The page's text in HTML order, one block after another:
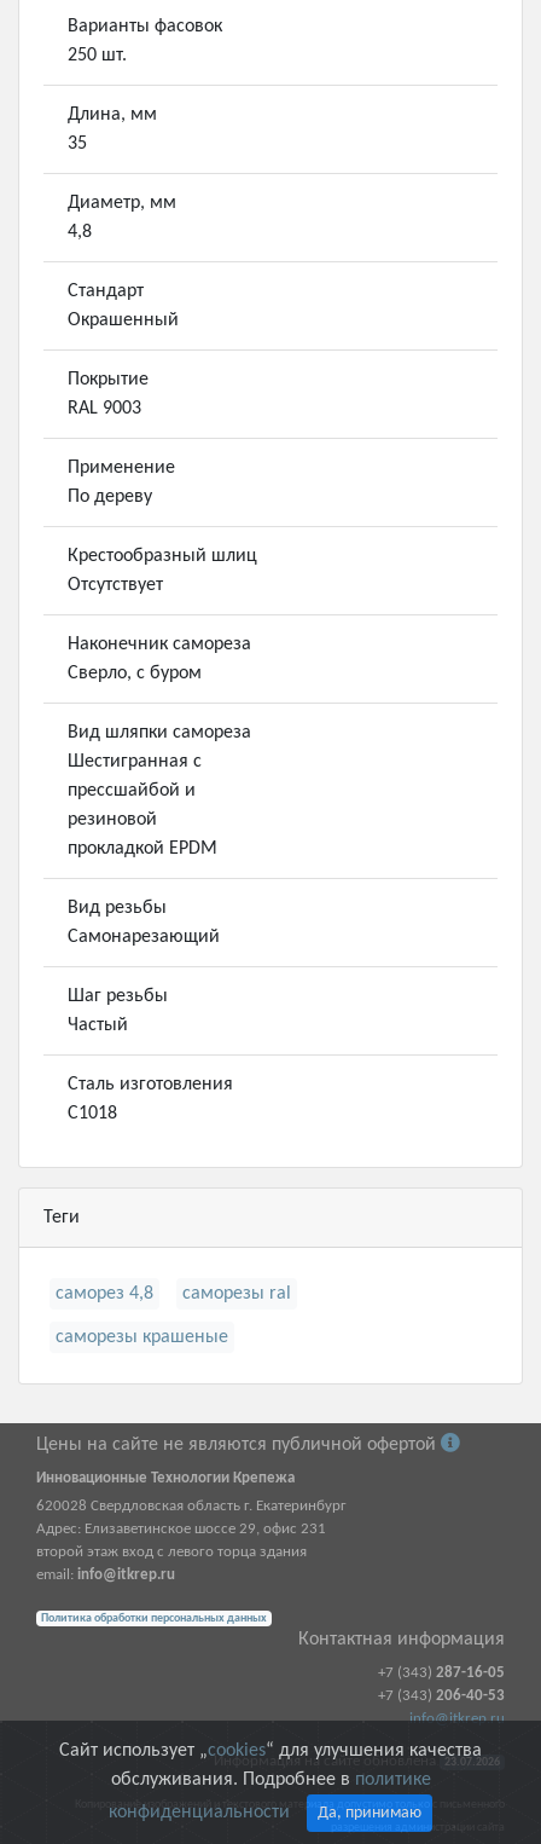
Варианты фасовок
250 шт.
Длина, мм
35
Диаметр, мм
4,8
Стандарт
Окрашенный
Покрытие
RAL 9003
Применение
По дереву
Крестообразный шлиц
Отсутствует
Наконечник самореза
Сверло, с буром
Вид шляпки самореза
Шестигранная с
прессшайбой и
резиновой
прокладкой EPDM
Вид резьбы
Самонарезающий
Шаг резьбы
Частый
Сталь изготовления
С1018
Теги
саморез 4,8 саморезы ral
саморезы крашеные
Цены на сайте не являются публичной офертой
Инновационные Технологии Крепежа
620028 Свердловская область г. Екатеринбург
Адрес: Елизаветинское шоссе 29, офис 231
второй этаж вход с левого торца здания
email: info@itkrep.ru
Политика обработки персональных данных
Контактная информация
+7 (343) 287-16-05
+7 (343) 206-40-53
info@itkrep.ru
Информация на сайте обновлена 23.07.2026
Копирование изображений и текстового материала допустимо только с письменного
разрешения администрации сайта
Сайт использует „cookies“ для улучшения качества
обслуживания. Подробнее в политике
конфиденциальности
Да, принимаю